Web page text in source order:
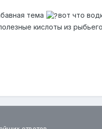
тема
вот что
кислоты из